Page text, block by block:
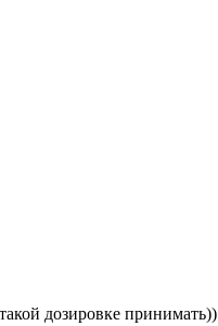
дозировке принимать))